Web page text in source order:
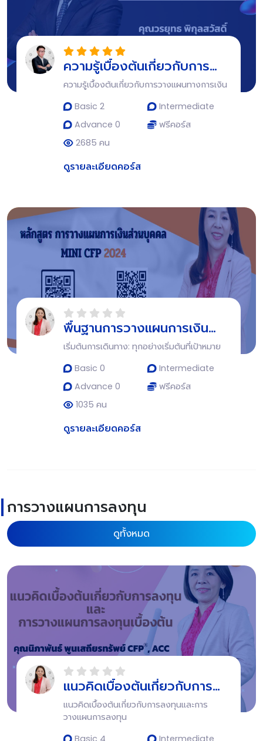
ความรู้เบื้องต้นเกี่ยวกับการ
วางแผนทางการเงิน
ความรู้เบื้องต้นเกี่ยวกับการวางแผนทางการเงิน
Basic 2
Intermediate
Advance 0
ฟรีคอร์ส
2685 คน
ดูรายละเอียดคอร์ส
พื้นฐานการวางแผนการเงิน
ส่วนบุคคล Financial
เริ่มต้นการเดินทาง: ทุกอย่างเริ่มต้นที่เป้าหมาย
Basic 0
Intermediate
Advance 0
ฟรีคอร์ส
1035 คน
ดูรายละเอียดคอร์ส
การวางแผนการลงทุน
ดูทั้งหมด
แนวคิดเบื้องต้นเกี่ยวกับการ
ลงทุนและการวางแผนการลงทุน
แนวคิดเบื้องต้นเกี่ยวกับการลงทุนและการ
วางแผนการลงทุน
Basic 4
Intermediate